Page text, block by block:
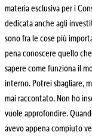
materia esclusiva per i
dedicata anche agli
sono fra le cose più
pena conoscere quello
sapere come funziona il
interno. Potrei sbagliare,
mai raccontato. Non ho
vuole approfondire.
avevo appena compiuto